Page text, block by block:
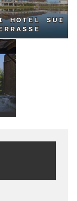
ＨＯＴＥＬ ＳＵＩ
ＲＡＳＳＥ